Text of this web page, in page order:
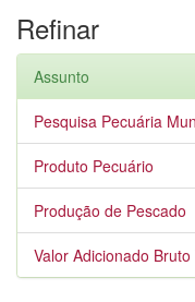
Refinar
Assunto
Pesquisa Pecuária
Produto Pecuário
Produção de Pescado
Valor Adicionado Bruto